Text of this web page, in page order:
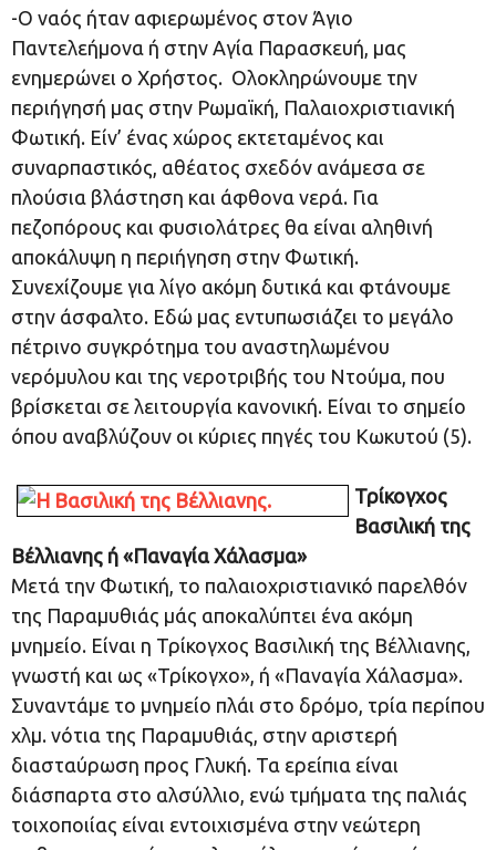
-Ο ναός ήταν αφιερωμένος στον Άγιο
Παντελεήμονα ή στην Αγία Παρασκευή, μας
ενημερώνει ο Χρήστος. Ολοκληρώνουμε την
περιήγησή μας στην Ρωμαϊκή, Παλαιοχριστιανική
Φωτική. Είν’ ένας χώρος εκτεταμένος και
συναρπαστικός, αθέατος σχεδόν ανάμεσα σε
πλούσια βλάστηση και άφθονα νερά. Για
πεζοπόρους και φυσιολάτρες θα είναι αληθινή
αποκάλυψη η περιήγηση στην Φωτική.
Συνεχίζουμε για λίγο ακόμη δυτικά και φτάνουμε
στην άσφαλτο. Εδώ μας εντυπωσιάζει το μεγάλο
πέτρινο συγκρότημα του αναστηλωμένου
νερόμυλου και της νεροτριβής του Ντούμα, που
βρίσκεται σε λειτουργία κανονική. Είναι το σημείο
όπου αναβλύζουν οι κύριες πηγές του Κωκυτού (5).
Τρίκογχος
Βασιλική της
Βέλλιανης ή «Παναγία Χάλασμα»
Μετά την Φωτική, το παλαιοχριστιανικό παρελθόν
της Παραμυθιάς μάς αποκαλύπτει ένα ακόμη
μνημείο. Είναι η Τρίκογχος Βασιλική της Βέλλιανης,
γνωστή και ως «Τρίκογχο», ή «Παναγία Χάλασμα».
Συναντάμε το μνημείο πλάι στο δρόμο, τρία περίπου
χλμ. νότια της Παραμυθιάς, στην αριστερή
διασταύρωση προς Γλυκή. Τα ερείπια είναι
διάσπαρτα στο αλσύλλιο, ενώ τμήματα της παλιάς
τοιχοποιίας είναι εντοιχισμένα στην νεώτερη